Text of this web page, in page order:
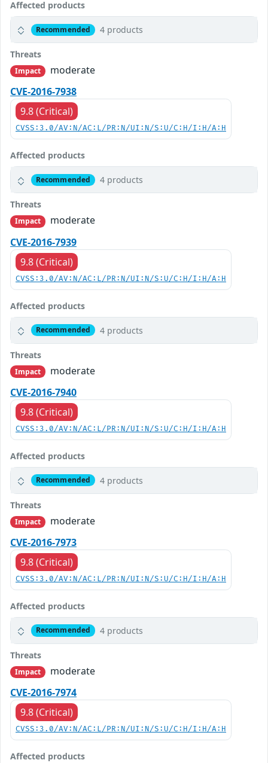
Affected products
Recommended 4 products
Threats
Impact
moderate
CVE-2016-7938
9.8 (Critical)
CVSS:3.0/AV:N/AC:L/PR:N/UI:N/S:U/C:H/I:H/A:H
Affected products
Recommended 4 products
Threats
Impact
moderate
CVE-2016-7939
9.8 (Critical)
CVSS:3.0/AV:N/AC:L/PR:N/UI:N/S:U/C:H/I:H/A:H
Affected products
Recommended 4 products
Threats
Impact
moderate
CVE-2016-7940
9.8 (Critical)
CVSS:3.0/AV:N/AC:L/PR:N/UI:N/S:U/C:H/I:H/A:H
Affected products
Recommended 4 products
Threats
Impact
moderate
CVE-2016-7973
9.8 (Critical)
CVSS:3.0/AV:N/AC:L/PR:N/UI:N/S:U/C:H/I:H/A:H
Affected products
Recommended 4 products
Threats
Impact
moderate
CVE-2016-7974
9.8 (Critical)
CVSS:3.0/AV:N/AC:L/PR:N/UI:N/S:U/C:H/I:H/A:H
Affected products